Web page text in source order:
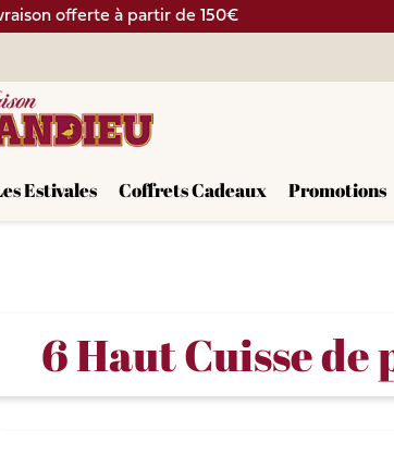
offerte à partir de 150€
Estivales Coffrets Cadeaux Promotions
6 Haut Cuisse de